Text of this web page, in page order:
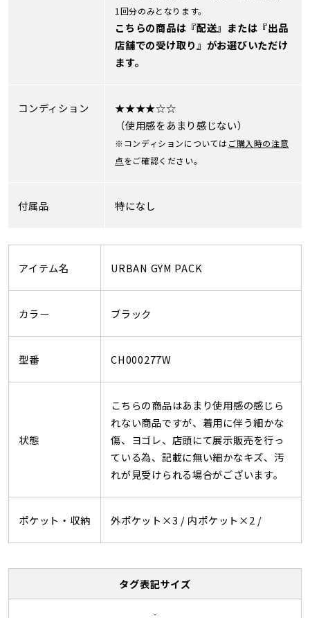
1回分のみとなります。
こちらの商品は『配送』または『出品
店舗での受け取り』がお選びいただけ
ます。
コンディション
★★★★☆☆
（使用感をあまり感じない）
※コンディションについてはご購入時の注意
点をご確認ください。
付属品 特になし
アイテム名 URBAN GYM PACK
カラー ブラック
型番 CH000277W
状態
こちらの商品はあまり使用感の感じら
れない商品ですが、着用に伴う細かな
傷、ヨゴレ、店頭にて展示販売を行っ
ている為、記載に無い細かなキズ、汚
れが見受けられる場合がございます。
ポケット・収納 外ポケット×3 / 内ポケット×2 /
タグ表記サイズ
-